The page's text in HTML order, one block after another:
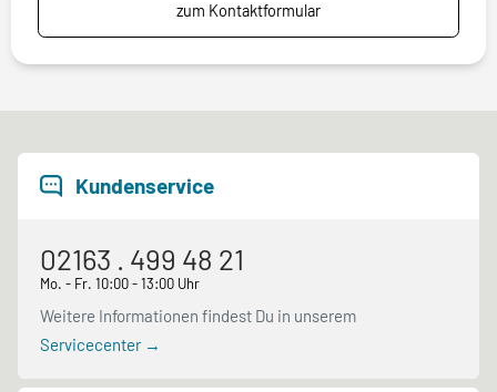
zum Kontaktformular
Kundenservice
02163 . 499 48 21
Mo. - Fr. 10:00 - 13:00 Uhr
Weitere Informationen findest Du in unserem
Servicecenter →